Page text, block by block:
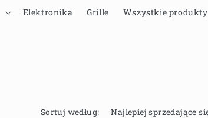
Elektronika Grille Wszystkie produkty
Sortuj według: